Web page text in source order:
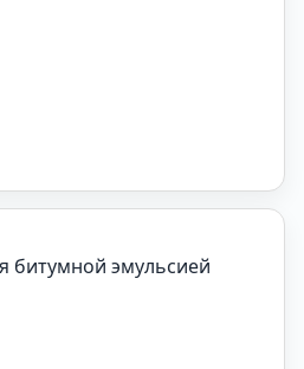
битумной эмульсией